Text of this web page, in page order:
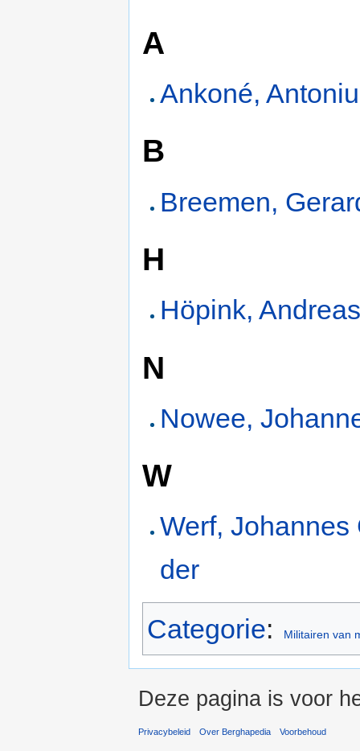
A
Ankoné,
B
Breemen,
H
Höpink,
N
Nowee,
W
Werf,
der
Categorie: Militairen van
Deze pagina is voor
Privacybeleid Over Berghapedia Voorbehoud